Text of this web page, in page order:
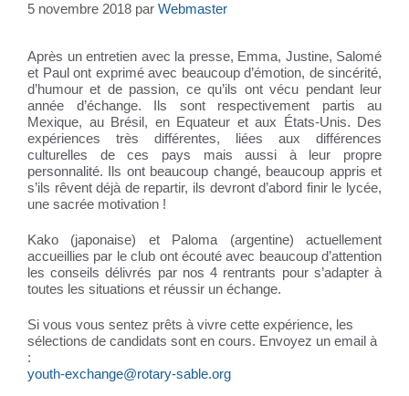
5 novembre 2018 par Webmaster
Après un entretien avec la presse, Emma, Justine, Salomé
et Paul ont exprimé avec beaucoup d’émotion, de sincérité,
d’humour et de passion, ce qu’ils ont vécu pendant leur
année d’échange. Ils sont respectivement partis au
Mexique, au Brésil, en Equateur et aux États-Unis. Des
expériences très différentes, liées aux différences
culturelles de ces pays mais aussi à leur propre
personnalité. Ils ont beaucoup changé, beaucoup appris et
s’ils rêvent déjà de repartir, ils devront d’abord finir le lycée,
une sacrée motivation !
Kako (japonaise) et Paloma (argentine) actuellement
accueillies par le club ont écouté avec beaucoup d’attention
les conseils délivrés par nos 4 rentrants pour s’adapter à
toutes les situations et réussir un échange.
Si vous vous sentez prêts à vivre cette expérience, les
sélections de candidats sont en cours. Envoyez un email à
:
youth-exchange@rotary-sable.org